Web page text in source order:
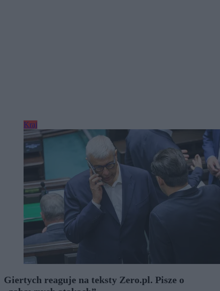
Kraj
Giertych reaguje na teksty Zero.pl. Pisze o